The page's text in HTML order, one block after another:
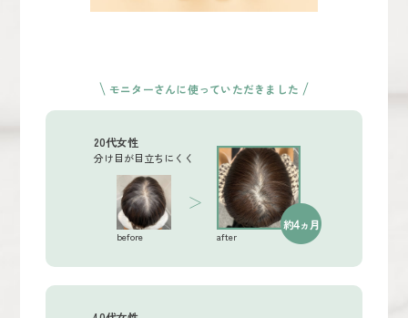
モニターさんに使っていただきました
20代女性
分け目が目立ちにくく
before after